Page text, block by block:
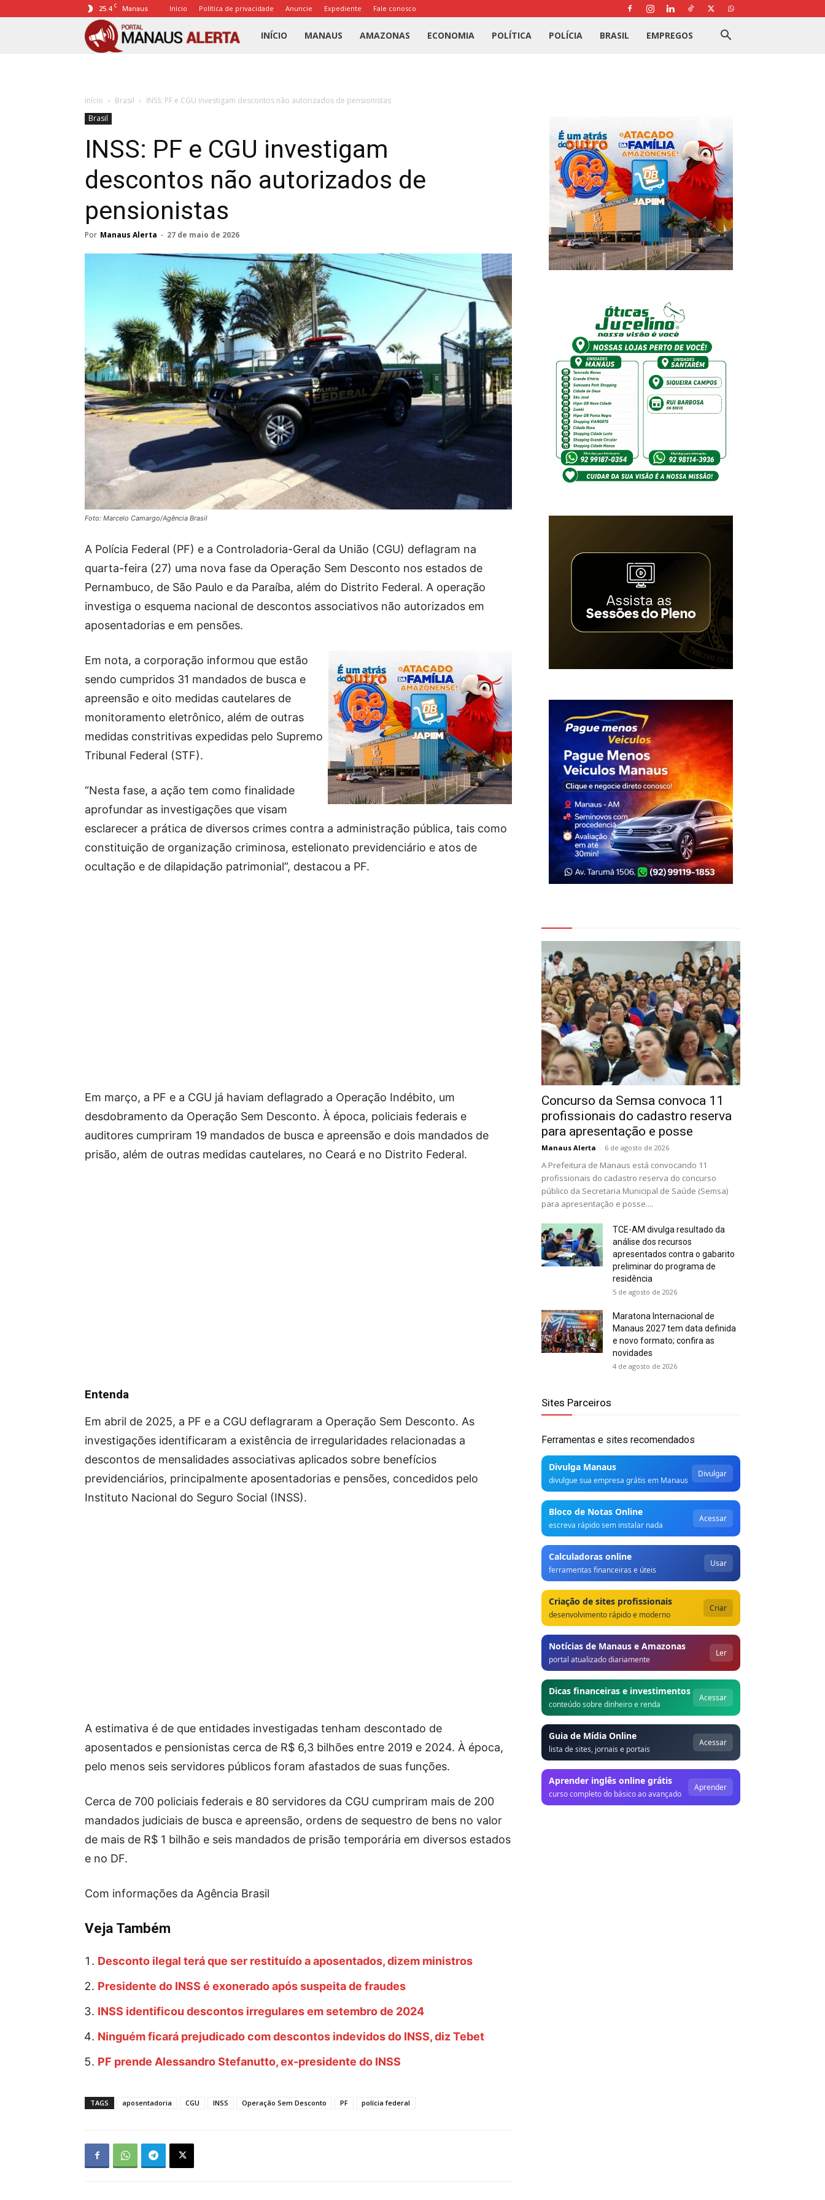
25.4 C Manaus Início Política de privacidade Anuncie Expediente Fale conosco
Portal
INÍCIO MANAUS AMAZONAS ECONOMIA POLÍTICA POLÍCIA BRASIL EMPREGOS
Início Brasil
INSS: PF e CGU investigam descontos não autorizados de pensionistas
Brasil
INSS: PF e CGU investigam
descontos não autorizados de
pensionistas
Por Manaus Alerta - 27 de maio de 2026
Foto: Marcelo Camargo/Agência Brasil
A Polícia Federal (PF) e a Controladoria-Geral da União (CGU) deflagram na
quarta-feira (27) uma nova fase da Operação Sem Desconto nos estados de
Pernambuco, de São Paulo e da Paraíba, além do Distrito Federal. A operação
investiga o esquema nacional de descontos associativos não autorizados em
aposentadorias e em pensões.
Em nota, a corporação informou que estão
sendo cumpridos 31 mandados de busca e
apreensão e oito medidas cautelares de
monitoramento eletrônico, além de outras
medidas constritivas expedidas pelo Supremo
Tribunal Federal (STF).
“Nesta fase, a ação tem como finalidade
aprofundar as investigações que visam
esclarecer a prática de diversos crimes contra a administração pública, tais como
constituição de organização criminosa, estelionato previdenciário e atos de
ocultação e de dilapidação patrimonial”, destacou a PF.
Em março, a PF e a CGU já haviam deflagrado a Operação Indébito, um
desdobramento da Operação Sem Desconto. À época, policiais federais e
auditores cumpriram 19 mandados de busca e apreensão e dois mandados de
prisão, além de outras medidas cautelares, no Ceará e no Distrito Federal.
Entenda
Em abril de 2025, a PF e a CGU deflagraram a Operação Sem Desconto. As
investigações identificaram a existência de irregularidades relacionadas a
descontos de mensalidades associativas aplicados sobre benefícios
previdenciários, principalmente aposentadorias e pensões, concedidos pelo
Instituto Nacional do Seguro Social (INSS).
A estimativa é de que entidades investigadas tenham descontado de
aposentados e pensionistas cerca de R$ 6,3 bilhões entre 2019 e 2024. À época,
pelo menos seis servidores públicos foram afastados de suas funções.
Cerca de 700 policiais federais e 80 servidores da CGU cumpriram mais de 200
mandados judiciais de busca e apreensão, ordens de sequestro de bens no valor
de mais de R$ 1 bilhão e seis mandados de prisão temporária em diversos estados
e no DF.
Com informações da Agência Brasil
Veja Também
Desconto ilegal terá que ser restituído a aposentados, dizem ministros
Presidente do INSS é exonerado após suspeita de fraudes
INSS identificou descontos irregulares em setembro de 2024
Ninguém ficará prejudicado com descontos indevidos do INSS, diz Tebet
PF prende Alessandro Stefanutto, ex-presidente do INSS
TAGS aposentadoria CGU INSS Operação Sem Desconto PF polícia federal
Concurso da Semsa convoca 11
profissionais do cadastro reserva
para apresentação e posse
Manaus Alerta - 6 de agosto de 2026
A Prefeitura de Manaus está convocando 11
profissionais do cadastro reserva do concurso
público da Secretaria Municipal de Saúde (Semsa)
para apresentação e posse....
TCE-AM divulga resultado da
análise dos recursos
apresentados contra o gabarito
preliminar do programa de
residência
5 de agosto de 2026
Maratona Internacional de
Manaus 2027 tem data definida
e novo formato; confira as
novidades
4 de agosto de 2026
Sites Parceiros
Ferramentas e sites recomendados
Divulga Manaus
divulgue sua empresa grátis em Manaus
Divulgar
Bloco de Notas Online
escreva rápido sem instalar nada
Acessar
Calculadoras online
ferramentas financeiras e úteis
Usar
Criação de sites profissionais
desenvolvimento rápido e moderno
Criar
Notícias de Manaus e Amazonas
portal atualizado diariamente
Ler
Dicas financeiras e investimentos
conteúdo sobre dinheiro e renda
Acessar
Guia de Mídia Online
lista de sites, jornais e portais
Acessar
Aprender inglês online grátis
curso completo do básico ao avançado
Aprender